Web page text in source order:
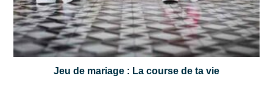
Jeu de mariage : La course de ta vie